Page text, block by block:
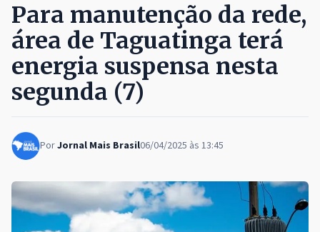
Para manutenção da rede,
área de Taguatinga terá
energia suspensa nesta
segunda (7)
PorJornal Mais Brasil06/04/2025 às 13:45